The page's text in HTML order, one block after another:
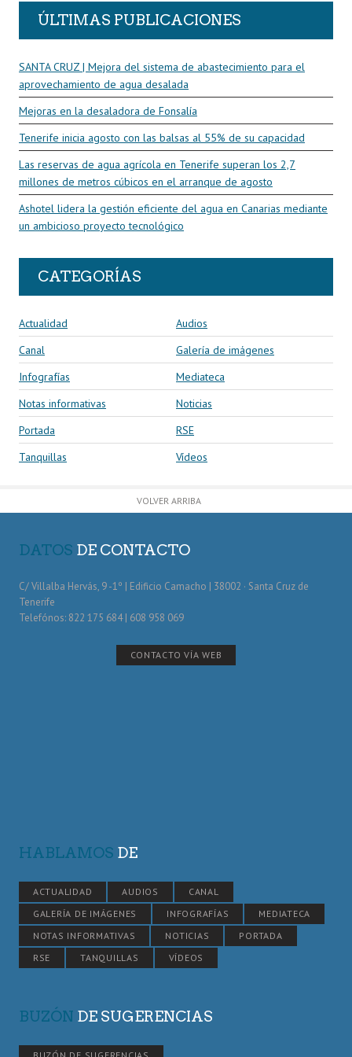
ÚLTIMAS PUBLICACIONES
SANTA CRUZ | Mejora del sistema de abastecimiento para el
aprovechamiento de agua desalada
Mejoras en la desaladora de Fonsalía
Tenerife inicia agosto con las balsas al 55% de su capacidad
Las reservas de agua agrícola en Tenerife superan los 2,7
millones de metros cúbicos en el arranque de agosto
Ashotel lidera la gestión eficiente del agua en Canarias mediante
un ambicioso proyecto tecnológico
CATEGORÍAS
Actualidad
Audios
Canal
Galería de imágenes
Infografías
Mediateca
Notas informativas
Noticias
Portada
RSE
Tanquillas
Vídeos
VOLVER ARRIBA
DATOS DE CONTACTO
C/ Villalba Hervás, 9 -1º | Edificio Camacho | 38002 · Santa Cruz de
Tenerife
Telefónos: 822 175 684 | 608 958 069
CONTACTO VÍA WEB
HABLAMOS DE
ACTUALIDAD AUDIOS
CANAL
GALERÍA DE IMÁGENES
INFOGRAFÍAS
MEDIATECA
NOTAS INFORMATIVAS
NOTICIAS
PORTADA
RSE
TANQUILLAS VÍDEOS
BUZÓN DE SUGERENCIAS